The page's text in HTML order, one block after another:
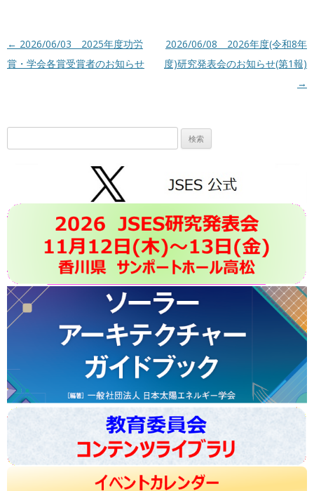
投稿ナビゲーション
← 2026/06/03 2025年度功労
賞・学会各賞受賞者のお知らせ
2026/06/08 2026年度(令和8年
度)研究発表会のお知らせ(第1報)
→
索: